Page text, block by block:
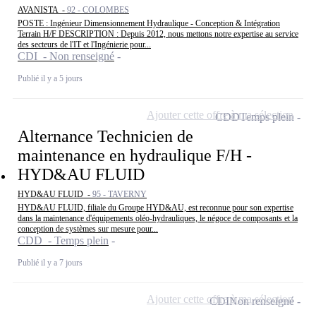
AVANISTA - 92 - COLOMBES
POSTE : Ingénieur Dimensionnement Hydraulique - Conception & Intégration
Terrain H/F DESCRIPTION : Depuis 2012, nous mettons notre expertise au service
des secteurs de l'IT et l'Ingénierie pour...
CDI - Non renseigné
Publié il y a 5 jours
Alternance Technicien de
maintenance en hydraulique F/H -
HYD&AU FLUID
HYD&AU FLUID - 95 - TAVERNY
HYD&AU FLUID, filiale du Groupe HYD&AU, est reconnue pour son expertise
dans la maintenance d'équipements oléo-hydrauliques, le négoce de composants et la
conception de systèmes sur mesure pour...
CDD - Temps plein
Publié il y a 7 jours
CDDTemps plein
Ajouter cette offre à ma sélection
CDINon renseigné
Ajouter cette offre à ma sélection